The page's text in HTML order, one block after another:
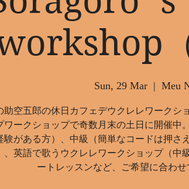
（
Sun, 29 Mar
  |
Meu
助空五郎の休日カフェデウクレレワークシ
ワークショップで奇数月末の土日に開催中
験がある方）、中級（簡単なコードは押さ
、英語で歌うウクレレワークショップ（中
ートレッスンなど、ご希望に合わせ